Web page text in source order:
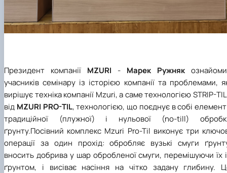
Президент компанії MZURI - Марек Ружняк
учасників семінару із історією компанії та проблемами,
вирішує техніка компанії Mzuri, а саме технологією STRIP-
від MZURI PRO-TIL, технологією, що поєднує в собі
традиційної (плужної) і нульової (no-till)
ґрунту.Посівний комплекс Mzuri Pro-Til виконує три
операції за один прохід: обробляє вузькі смуги
вносить добрива у шар обробленої смуги, перемішуючи їх
ґрунтом, і висіває насіння на чітко задану глибину.